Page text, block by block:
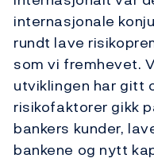
internasjonale
rundt lave
som vi fremhevet.
utviklingen har gitt
risikofaktorer gikk
bankers kunder,
bankene og nytt